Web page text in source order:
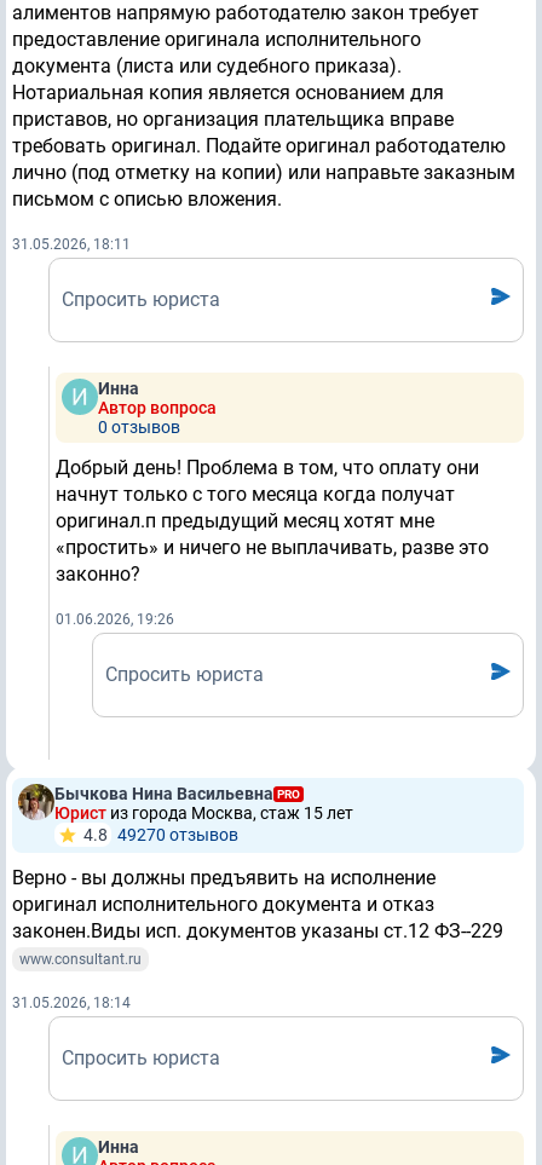
алиментов напрямую работодателю закон требует
предоставление оригинала исполнительного
документа (листа или судебного приказа).
Нотариальная копия является основанием для
приставов, но организация плательщика вправе
требовать оригинал. Подайте оригинал работодателю
лично (под отметку на копии) или направьте заказным
письмом с описью вложения.
31.05.2026, 18:11
Спросить юриста
Инна
Автор вопроса
0 отзывов
Добрый день! Проблема в том, что оплату они
начнут только с того месяца когда получат
оригинал.п предыдущий месяц хотят мне
«простить» и ничего не выплачивать, разве это
законно?
01.06.2026, 19:26
Спросить юриста
Бычкова Нина Васильевна PRO
Юрист из города Москва, стаж 15 лет
4.8 49270 отзывов
Верно - вы должны предъявить на исполнение
оригинал исполнительного документа и отказ
законен.Виды исп. документов указаны ст.12 ФЗ--229
www.consultant.ru
31.05.2026, 18:14
Спросить юриста
Инна